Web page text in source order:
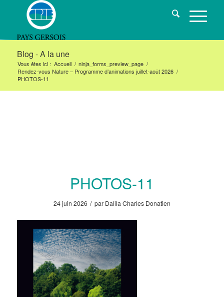
Blog - A la une
Vous êtes ici : Accueil / ninja_forms_preview_page /
Rendez-vous Nature – Programme d’animations juillet-août 2026 /
PHOTOS-11
PHOTOS-11
24 juin 2026 / par Dalila Charles Donatien